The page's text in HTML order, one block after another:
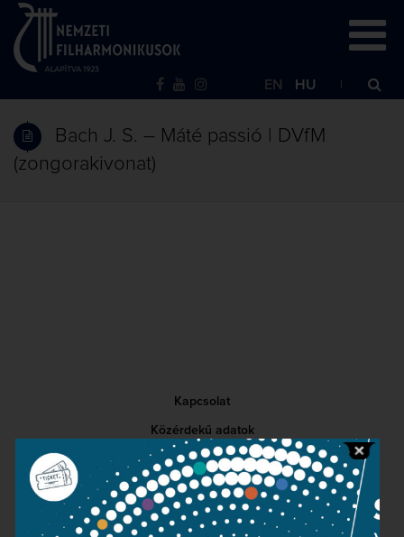
EN HU
Bach J. S. – Máté passió | DVfM
(zongorakivonat)
Kapcsolat
Közérdekű adatok
Sajtószoba
Adatvédelem
Impresszum